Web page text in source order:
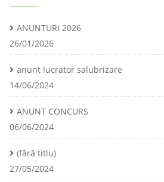
ANUNTURI 2026
26/01/2026
anunt lucrator salubrizare
14/06/2024
ANUNT CONCURS
06/06/2024
(fără titlu)
27/05/2024